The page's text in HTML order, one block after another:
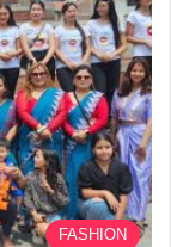
FASHION